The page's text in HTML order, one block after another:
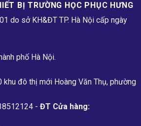
BỊ TRƯỜNG HỌC PHỤC H­ƯNG
do sở KH&ĐT TP. Hà Nội cấp ngày
phố Hà Nội.
đô thị mới Hoàng Văn Thụ, phường
- ĐT Cửa hàng: